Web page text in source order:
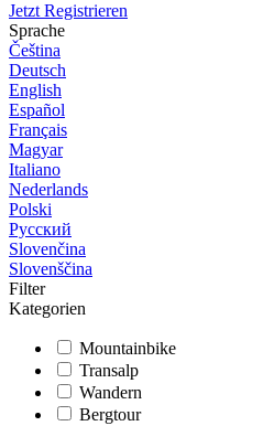
Jetzt Registrieren
Sprache
Čeština
Deutsch
English
Español
Français
Magyar
Italiano
Nederlands
Polski
Русский
Slovenčina
Slovenščina
Filter
Kategorien
Mountainbike
Transalp
Wandern
Bergtour